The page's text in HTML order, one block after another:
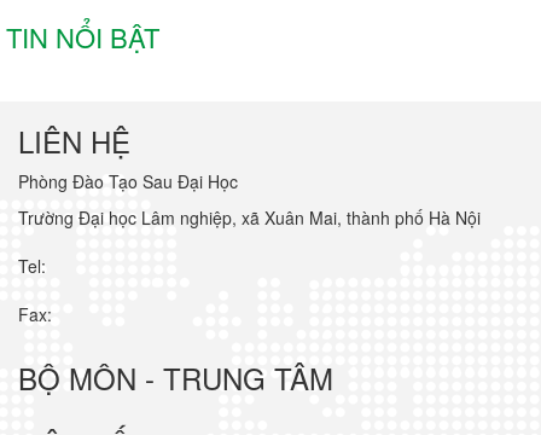
TIN NỔI BẬT
LIÊN HỆ
Phòng Đào Tạo Sau Đại Học
Trường Đại học Lâm nghiệp, xã Xuân Mai, thành phố Hà Nội
Tel:
Fax:
BỘ MÔN - TRUNG TÂM